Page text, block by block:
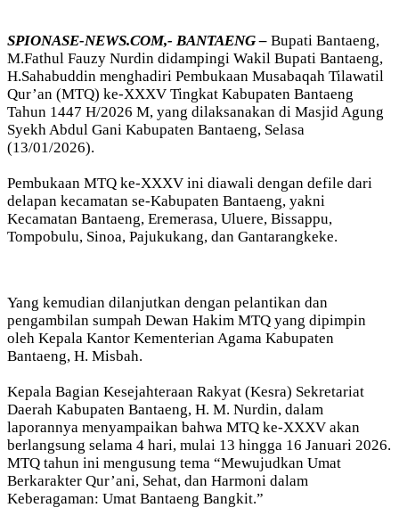
SPIONASE-NEWS.COM,- BANTAENG – Bupati Bantaeng,
M.Fathul Fauzy Nurdin didampingi Wakil Bupati Bantaeng,
H.Sahabuddin menghadiri Pembukaan Musabaqah Tilawatil
Qur’an (MTQ) ke-XXXV Tingkat Kabupaten Bantaeng
Tahun 1447 H/2026 M, yang dilaksanakan di Masjid Agung
Syekh Abdul Gani Kabupaten Bantaeng, Selasa
(13/01/2026).
Pembukaan MTQ ke-XXXV ini diawali dengan defile dari
delapan kecamatan se-Kabupaten Bantaeng, yakni
Kecamatan Bantaeng, Eremerasa, Uluere, Bissappu,
Tompobulu, Sinoa, Pajukukang, dan Gantarangkeke.
Yang kemudian dilanjutkan dengan pelantikan dan
pengambilan sumpah Dewan Hakim MTQ yang dipimpin
oleh Kepala Kantor Kementerian Agama Kabupaten
Bantaeng, H. Misbah.
Kepala Bagian Kesejahteraan Rakyat (Kesra) Sekretariat
Daerah Kabupaten Bantaeng, H. M. Nurdin, dalam
laporannya menyampaikan bahwa MTQ ke-XXXV akan
berlangsung selama 4 hari, mulai 13 hingga 16 Januari 2026.
MTQ tahun ini mengusung tema “Mewujudkan Umat
Berkarakter Qur’ani, Sehat, dan Harmoni dalam
Keberagaman: Umat Bantaeng Bangkit.”